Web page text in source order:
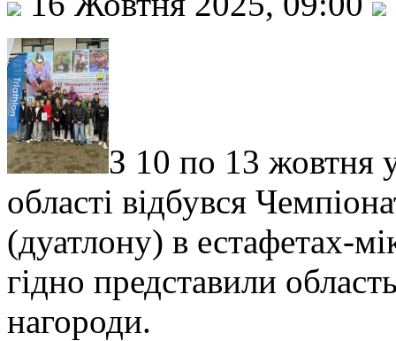
З 10 по 13 жовтня
області відбувся
(дуатлону) в естафетах-
гідно представили
нагороди.